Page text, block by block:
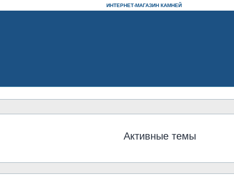
ИНТЕРНЕТ-МАГАЗИН КАМНЕЙ
Активные темы